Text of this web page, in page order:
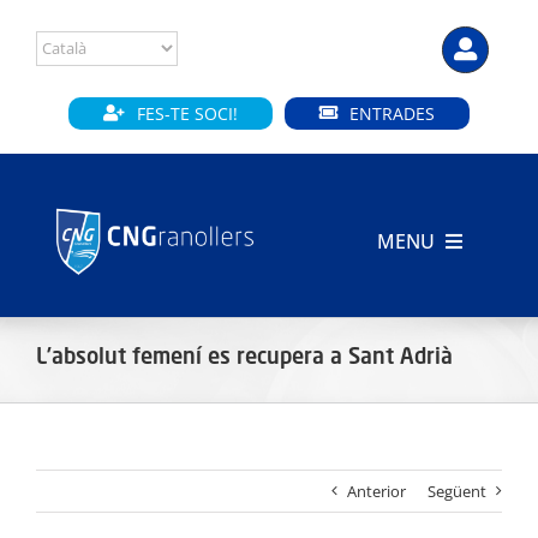
content
FES-TE SOCI! ENTRADES
MENU
L’absolut femení es recupera a Sant Adrià
Anterior Següent